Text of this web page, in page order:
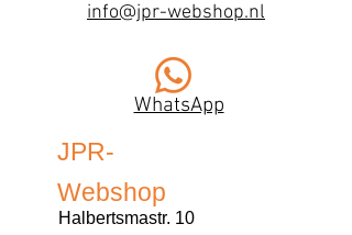
info@jpr-webshop.nl
WhatsApp
JPR-
Webshop
Halbertsmastr. 10